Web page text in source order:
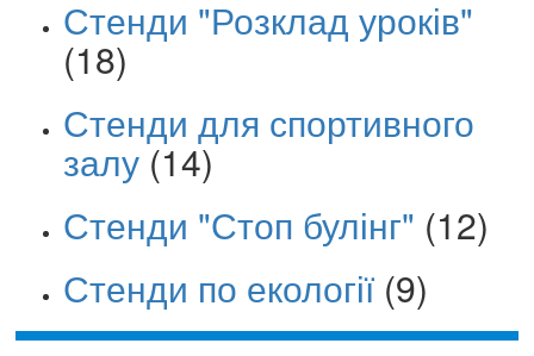
Стенди "Розклад уроків"
(18)
Стенди для спортивного
залу(14)
Стенди "Стоп булінг" (12)
Стенди по екології (9)